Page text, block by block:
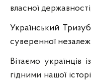
власної
Український
суверенної
Вітаємо
гідними нашої